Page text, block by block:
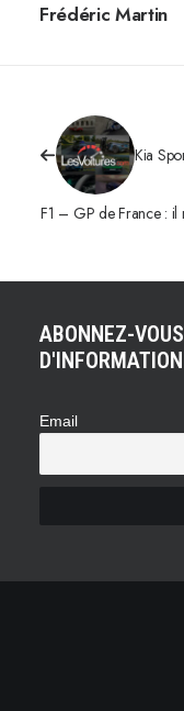
Frédéric Martin
Kia
F1 – GP de France : il
ABONNEZ-
D'INFORMATION
Email